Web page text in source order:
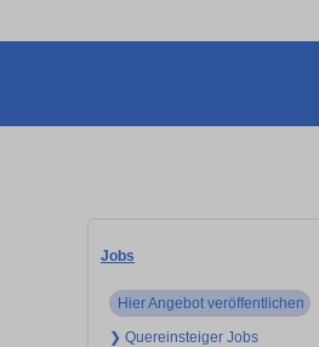
Jobs
Hier Angebot veröffentlichen
❯ Quereinsteiger Jobs